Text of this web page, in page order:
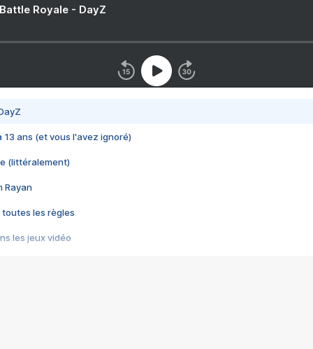
Royale - DayZ
13 ans (et vous l'avez ignoré)
(littéralement)
Rayan
toutes les règles
les jeux vidéo